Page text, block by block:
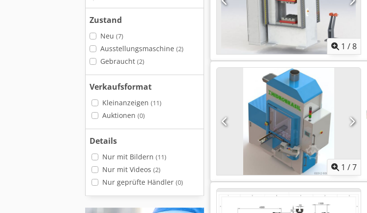
Zustand
Neu (7)
Ausstellungsmaschine (2)
Gebraucht (2)
Verkaufsformat
Kleinanzeigen (11)
Auktionen (0)
Details
Nur mit Bildern (11)
Nur mit Videos (2)
Nur geprüfte Händler (0)
1 /8
1 /7